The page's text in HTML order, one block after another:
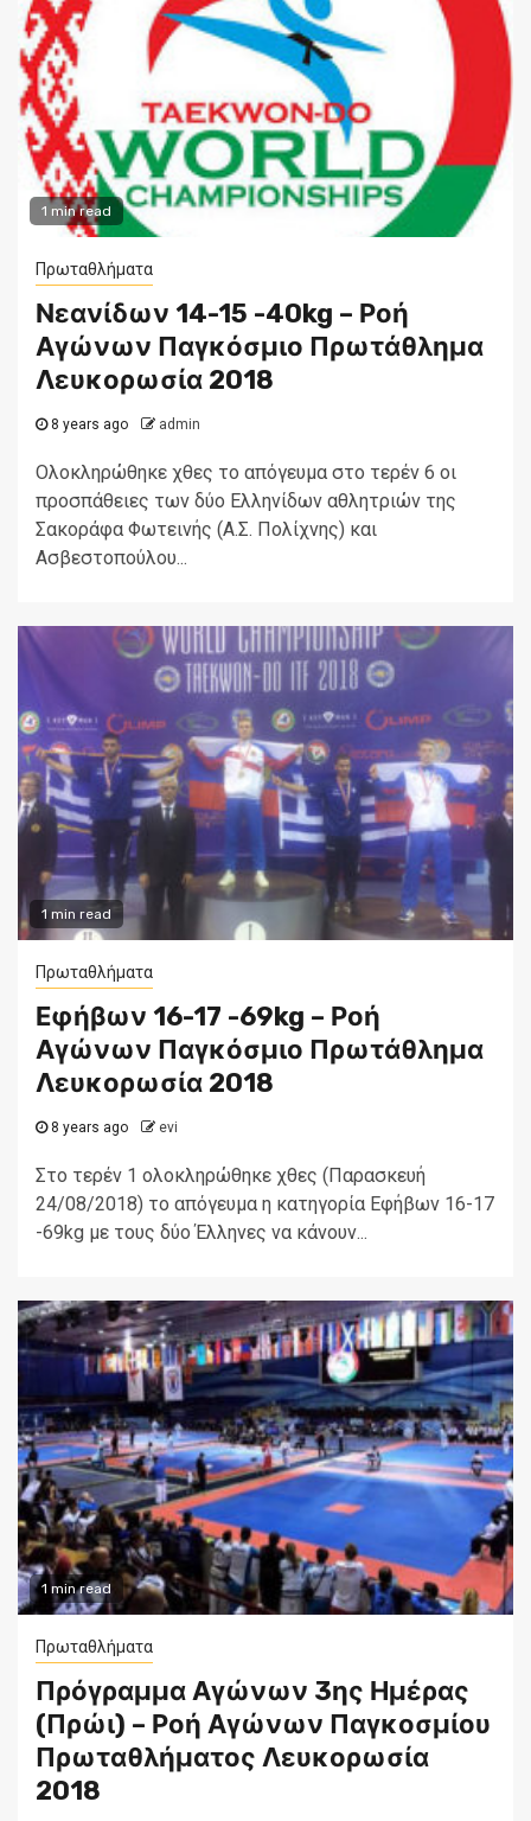
1 min read
Πρωταθλήματα
Νεανίδων 14-15 -40kg – Ροή
Αγώνων Παγκόσμιο Πρωτάθλημα
Λευκορωσία 2018
8 years ago admin
Ολοκληρώθηκε χθες το απόγευμα στο τερέν 6 οι
προσπάθειες των δύο Ελληνίδων αθλητριών της
Σακοράφα Φωτεινής (Α.Σ. Πολίχνης) και
Ασβεστοπούλου...
1 min read
Πρωταθλήματα
Εφήβων 16-17 -69kg – Ροή
Αγώνων Παγκόσμιο Πρωτάθλημα
Λευκορωσία 2018
8 years ago evi
Στο τερέν 1 ολοκληρώθηκε χθες (Παρασκευή
24/08/2018) το απόγευμα η κατηγορία Εφήβων 16-17
-69kg με τους δύο Έλληνες να κάνουν...
1 min read
Πρωταθλήματα
Πρόγραμμα Αγώνων 3ης Ημέρας
(Πρώι) – Ροή Αγώνων Παγκοσμίου
Πρωταθλήματος Λευκορωσία
2018